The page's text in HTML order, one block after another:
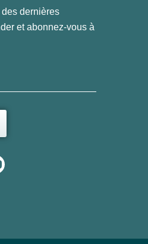
dernières
et abonnez-vous à